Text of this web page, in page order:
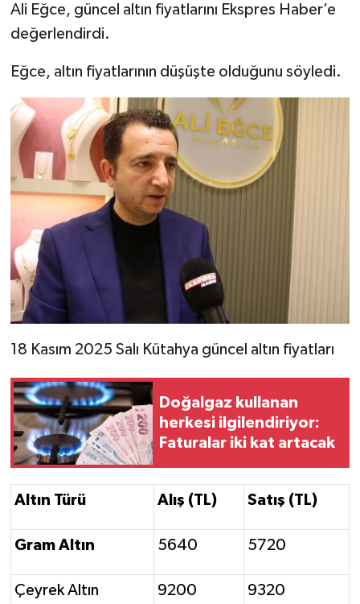
Ali Eğce, güncel altın fiyatlarını Ekspres Haber’e
değerlendirdi.
Eğce, altın fiyatlarının düşüşte olduğunu söyledi.
18 Kasım 2025 Salı Kütahya güncel altın fiyatları
Doğalgaz kullanan
herkesi ilgilendiriyor:
Faturalar iki kat artacak
Altın Türü Alış (TL) Satış (TL)
Gram Altın 5640 5720
Çeyrek Altın 9200 9320
Kültür Sanat
Kütahya
Magazin
Otomobil
Pazarlar
Politika
Resmi İlan
Rüya Tabirleri
Sağlık
Şaphane
Simav
Teknoloji